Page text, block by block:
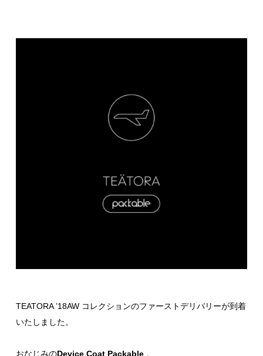
TEATORA ’18AW コレクションのファーストデリバリーが到着
いたしました。
おなじみのDevice Coat Packable 。